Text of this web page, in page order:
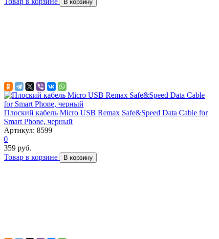
В корзину
Плоский кабель Micro USB Remax Safe&Speed Data Cable for
Smart Phone, черный
Артикул: 8599
0
359 руб.
Товар в корзине
В корзину